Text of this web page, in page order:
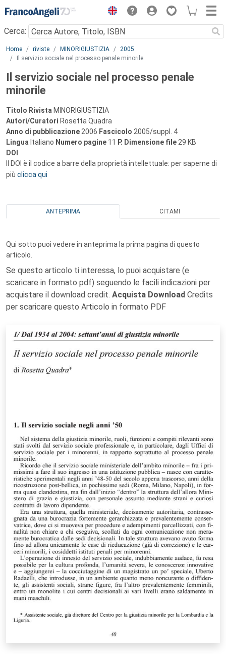
Menu
Cerca:
Main content
Home riviste MINORIGIUSTIZIA
2005
Il servizio sociale nel processo penale minorile
Il servizio sociale nel processo penale
minorile
Titolo Rivista MINORIGIUSTIZIA
Autori/Curatori Rosetta Quadra
Anno di pubblicazione 2006 Fascicolo 2005/suppl. 4
Lingua Italiano Numero pagine 11 P. Dimensione file 29 KB
DOI
Il DOI è il codice a barre della proprietà intellettuale: per saperne di
più clicca qui
ANTEPRIMA CITAMI
Qui sotto puoi vedere in anteprima la prima pagina di questo
articolo.
Se questo articolo ti interessa, lo puoi acquistare (e
scaricare in formato pdf) seguendo le facili indicazioni per
acquistare il download credit. Acquista Download Credits
per scaricare questo Articolo in formato PDF